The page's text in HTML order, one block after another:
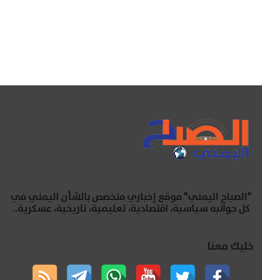
"الصباح اليمني" موقع إخباري متخصص بالشأن اليمني في
كل جوانبه سياسية، اقتصادية، تعليمية، تاريخية، عسكرية..
خليك معنا